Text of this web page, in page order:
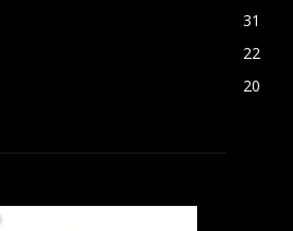
31
22
20